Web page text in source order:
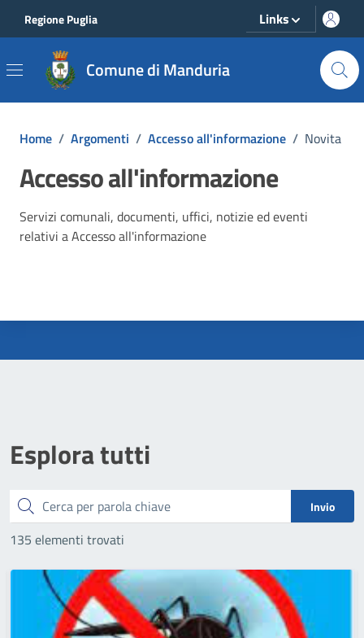
Regione Puglia Links
Comune di Manduria
Home / Argomenti / Accesso all'informazione / Novita
Accesso all'informazione
Dettagli dell'argomento
Servizi comunali, documenti, uffici, notizie ed eventi
relativi a Accesso all'informazione
Esplora tutti
Cerca Invio
135 elementi trovati